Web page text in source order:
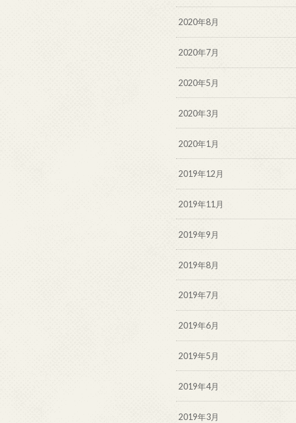
2020年8月
2020年7月
2020年5月
2020年3月
2020年1月
2019年12月
2019年11月
2019年9月
2019年8月
2019年7月
2019年6月
2019年5月
2019年4月
2019年3月